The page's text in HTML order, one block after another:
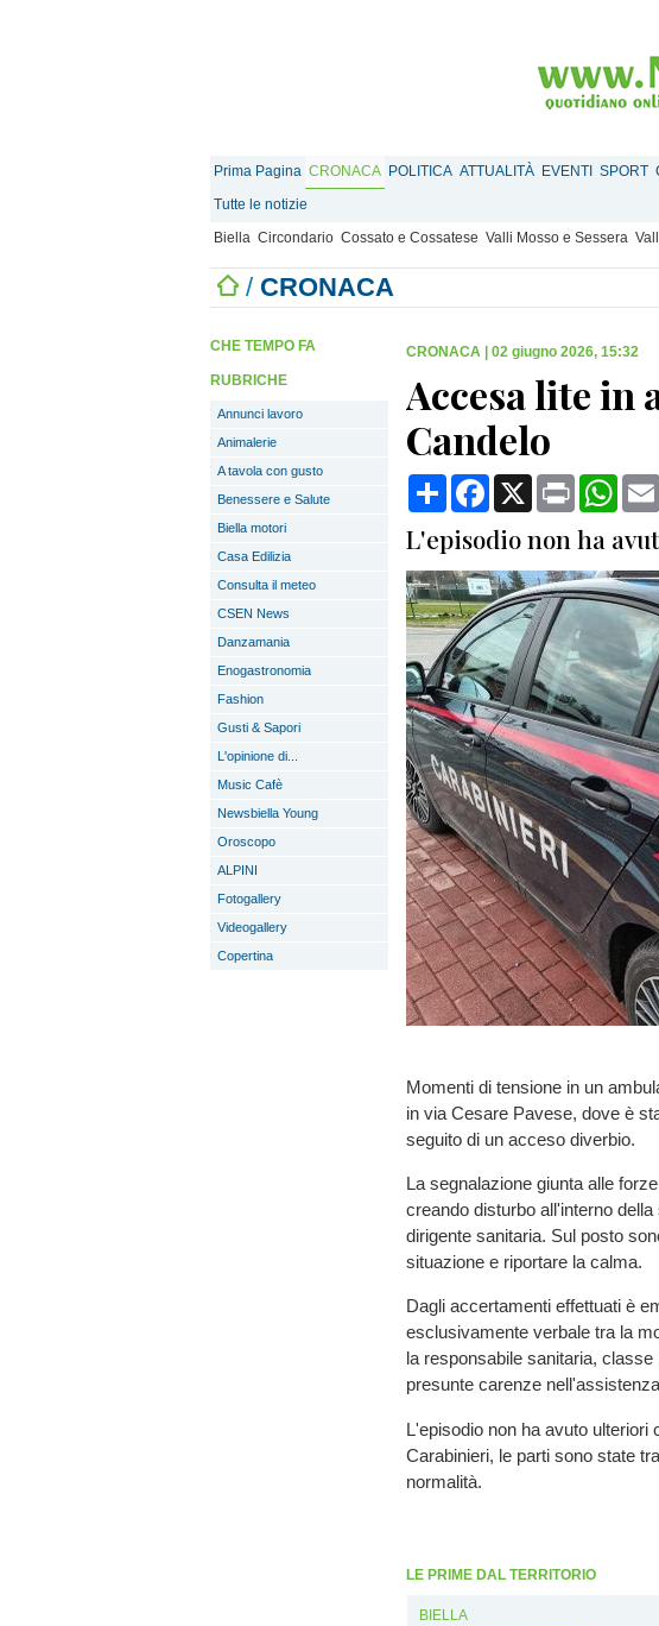
Prima Pagina CRONACA POLITICA ATTUALITÀ EVENTI SPORT
Tutte le notizie
Biella Circondario Cossato e Cossatese Valli Mosso e Sessera
/ CRONACA
CHE TEMPO FA
RUBRICHE
Annunci lavoro
Animalerie
A tavola con gusto
Benessere e Salute
Biella motori
Casa Edilizia
Consulta il meteo
CSEN News
Danzamania
Enogastronomia
Fashion
Gusti & Sapori
L'opinione di...
Music Cafè
Newsbiella Young
Oroscopo
ALPINI
Fotogallery
Videogallery
Copertina
CRONACA 02 giugno 2026, 15:32
Accesa lite in
Candelo
CondividiFacebook
X Print
L'episodio non ha
Momenti di tensione in un
in via Cesare Pavese, dove è
seguito di un acceso diverbio.
La segnalazione giunta alle
creando disturbo all'interno
dirigente sanitaria. Sul posto
situazione e riportare la calma.
Dagli accertamenti effettuati è
esclusivamente verbale tra la
la responsabile sanitaria,
presunte carenze
L'episodio non ha avuto ulteriori
Carabinieri, le parti sono state
normalità.
LE PRIME DAL TERRITORIO
BIELLA